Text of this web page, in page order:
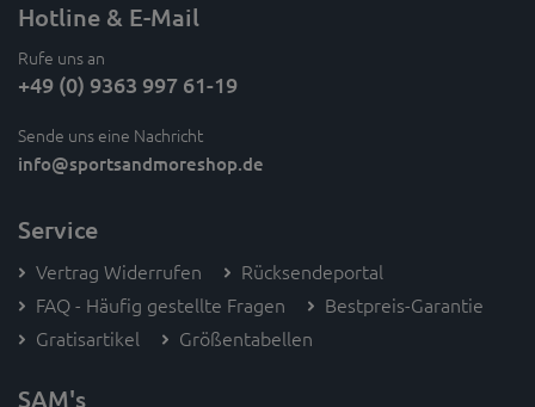
Hotline & E-Mail
Rufe uns an
+49 (0) 9363 997 61-19
Sende uns eine Nachricht
info@sportsandmoreshop.de
Service
Vertrag Widerrufen
Rücksendeportal
FAQ - Häufig gestellte Fragen
Bestpreis-Garantie
Gratisartikel
Größentabellen
SAM's